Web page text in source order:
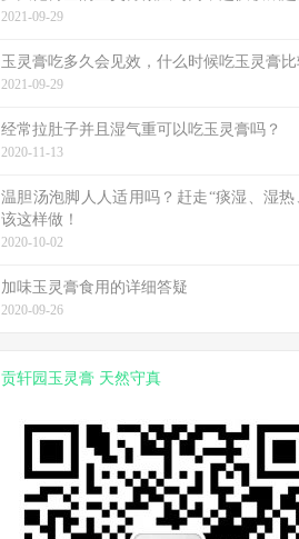
2021-09-29
玉灵膏吃多久会见效，什么时候吃玉灵膏比
2021-09-29
经常拉肚子并且湿气重可以吃玉灵膏吗？
2020-11-13
温胆汤泡脚人人适用吗？赶走“痰湿、湿热
该这样做！
2020-10-02
加味玉灵膏食用的详细答疑
2020-09-26
贡轩园玉灵膏 天然守真